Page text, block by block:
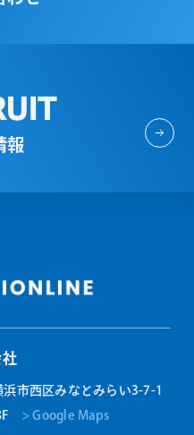
報
社
市西区みなとみらい3-7-1
> Google Maps